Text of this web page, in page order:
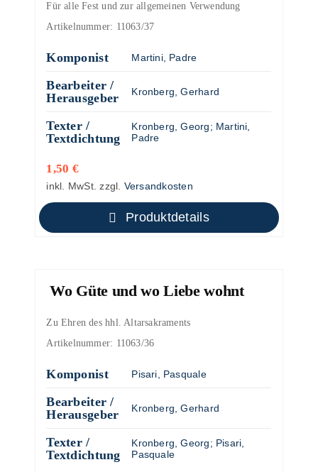
Für alle Fest und zur allgemeinen Verwendung
Artikelnummer: 11063/37
Komponist Martini, Padre
Bearbeiter /
Herausgeber
Kronberg, Gerhard
Texter /
Textdichtung
Kronberg, Georg; Martini,
Padre
1,50 €
inkl. MwSt. zzgl. Versandkosten
Produktdetails
Wo Güte und wo Liebe wohnt
Zu Ehren des hhl. Altarsakraments
Artikelnummer: 11063/36
Komponist Pisari, Pasquale
Bearbeiter /
Herausgeber
Kronberg, Gerhard
Texter /
Textdichtung
Kronberg, Georg; Pisari,
Pasquale